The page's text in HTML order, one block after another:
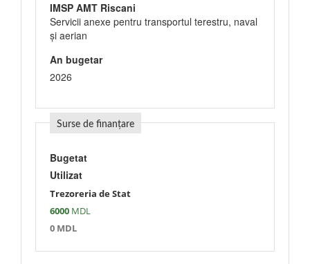
IMSP AMT Riscani
Servicii anexe pentru transportul terestru, naval
şi aerian
An bugetar
2026
Surse de finanțare
Bugetat
Utilizat
Trezoreria de Stat
6000 MDL
0 MDL